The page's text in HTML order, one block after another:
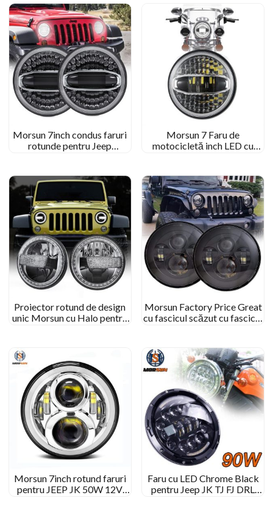
nelimitat JK 4 Uşă
Morsun 7inch condus faruri
rotunde pentru Jeep
halo galben alb
Morsun 7 Faru de
motocicletă inch LED cu
Proiector rotund de design
unic Morsun cu Halo pentru
Morsun Factory Price Great
cu fascicul scăzut cu fascicul
Morsun 7inch rotund faruri
pentru JEEP JK 50W 12V
Faru cu LED Chrome Black
pentru Jeep JK TJ FJ DRL